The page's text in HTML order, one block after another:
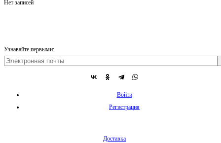
Нет записей
Узнавайте первыми:
Войти
Регистрация
Доставка